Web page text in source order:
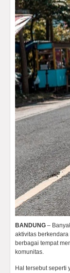
BANDUNG –
aktivitas
berbagai tempat
komunitas.
Hal tersebut seperti